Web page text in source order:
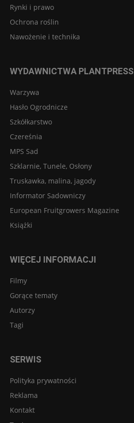
Rynki i prawo
Ochrona roślin
Nawożenie i technika
WYDAWNICTWA PLANTPRESS
Warzywa
Hasło Ogrodnicze
Szkółkarstwo
Czereśnia
MPS Sad
Szklarnie, Tunele, Osłony
Truskawka, malina, jagody
Informator Sadowniczy
European Fruitgrowers Magazine
Książki
WIĘCEJ INFORMACJI
Filmy
Gorące tematy
Autorzy
Tagi
SERWIS
Polityka prywatności
Reklama
Kontakt